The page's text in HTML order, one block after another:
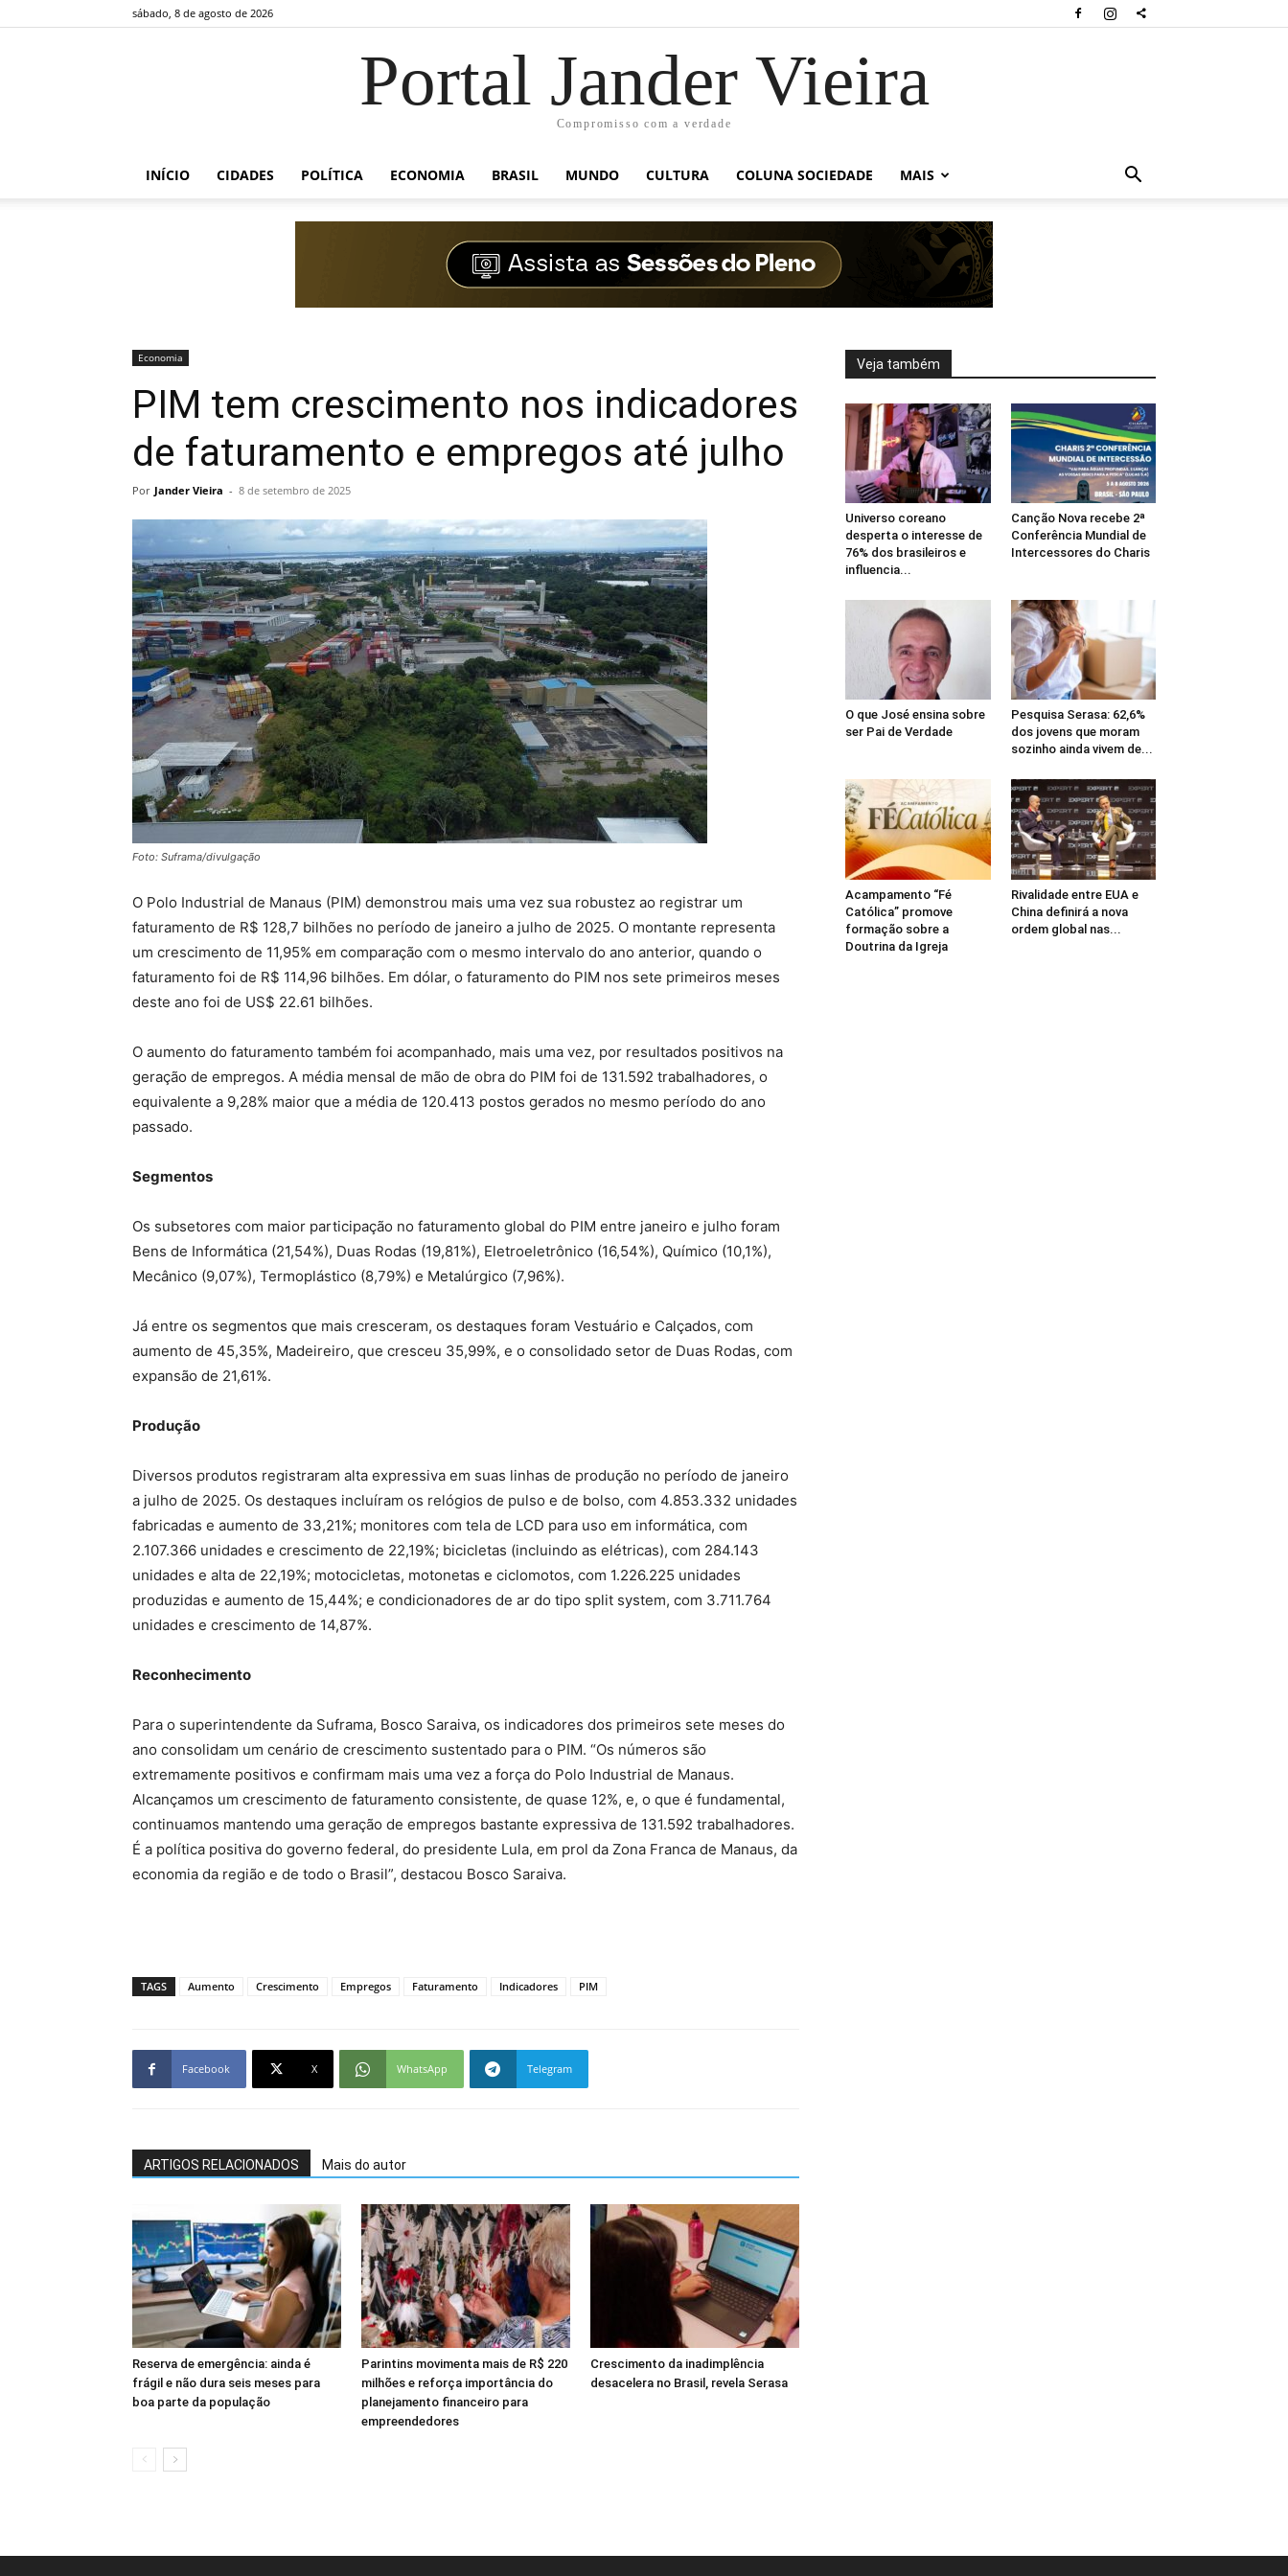
sábado, 8 de agosto de 2026
Portal Jander Vieira
Compromisso com a verdade
INÍCIO CIDADES POLÍTICA ECONOMIA BRASIL MUNDO CULTURA COLUNA SOCIEDADE MAIS
Economia
PIM tem crescimento nos indicadores
de faturamento e empregos até julho
Por Jander Vieira - 8 de setembro de 2025
Foto: Suframa/divulgação
O Polo Industrial de Manaus (PIM) demonstrou mais uma vez sua robustez ao registrar um
faturamento de R$ 128,7 bilhões no período de janeiro a julho de 2025. O montante representa
um crescimento de 11,95% em comparação com o mesmo intervalo do ano anterior, quando o
faturamento foi de R$ 114,96 bilhões. Em dólar, o faturamento do PIM nos sete primeiros meses
deste ano foi de US$ 22.61 bilhões.
O aumento do faturamento também foi acompanhado, mais uma vez, por resultados positivos na
geração de empregos. A média mensal de mão de obra do PIM foi de 131.592 trabalhadores, o
equivalente a 9,28% maior que a média de 120.413 postos gerados no mesmo período do ano
passado.
Segmentos
Os subsetores com maior participação no faturamento global do PIM entre janeiro e julho foram
Bens de Informática (21,54%), Duas Rodas (19,81%), Eletroeletrônico (16,54%), Químico (10,1%),
Mecânico (9,07%), Termoplástico (8,79%) e Metalúrgico (7,96%).
Já entre os segmentos que mais cresceram, os destaques foram Vestuário e Calçados, com
aumento de 45,35%, Madeireiro, que cresceu 35,99%, e o consolidado setor de Duas Rodas, com
expansão de 21,61%.
Produção
Diversos produtos registraram alta expressiva em suas linhas de produção no período de janeiro
a julho de 2025. Os destaques incluíram os relógios de pulso e de bolso, com 4.853.332 unidades
fabricadas e aumento de 33,21%; monitores com tela de LCD para uso em informática, com
2.107.366 unidades e crescimento de 22,19%; bicicletas (incluindo as elétricas), com 284.143
unidades e alta de 22,19%; motocicletas, motonetas e ciclomotos, com 1.226.225 unidades
produzidas e aumento de 15,44%; e condicionadores de ar do tipo split system, com 3.711.764
unidades e crescimento de 14,87%.
Reconhecimento
Para o superintendente da Suframa, Bosco Saraiva, os indicadores dos primeiros sete meses do
ano consolidam um cenário de crescimento sustentado para o PIM. “Os números são
extremamente positivos e confirmam mais uma vez a força do Polo Industrial de Manaus.
Alcançamos um crescimento de faturamento consistente, de quase 12%, e, o que é fundamental,
continuamos mantendo uma geração de empregos bastante expressiva de 131.592 trabalhadores.
É a política positiva do governo federal, do presidente Lula, em prol da Zona Franca de Manaus, da
economia da região e de todo o Brasil”, destacou Bosco Saraiva.
TAGS Aumento Crescimento Empregos Faturamento Indicadores PIM
Facebook X WhatsApp Telegram
ARTIGOS RELACIONADOS Mais do autor
Reserva de emergência: ainda é
frágil e não dura seis meses para
boa parte da população
Parintins movimenta mais de R$ 220
milhões e reforça importância do
planejamento financeiro para
empreendedores
Crescimento da inadimplência
desacelera no Brasil, revela Serasa
Veja também
Universo coreano
desperta o interesse de
76% dos brasileiros e
influencia...
Canção Nova recebe 2ª
Conferência Mundial de
Intercessores do Charis
O que José ensina sobre
ser Pai de Verdade
Pesquisa Serasa: 62,6%
dos jovens que moram
sozinho ainda vivem de...
Acampamento “Fé
Católica” promove
formação sobre a
Doutrina da Igreja
Rivalidade entre EUA e
China definirá a nova
ordem global nas...